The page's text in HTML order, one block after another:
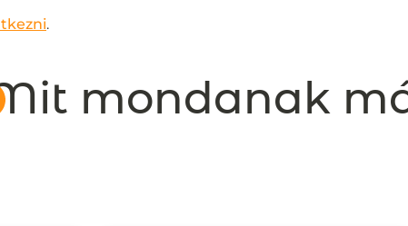
.
mondanak